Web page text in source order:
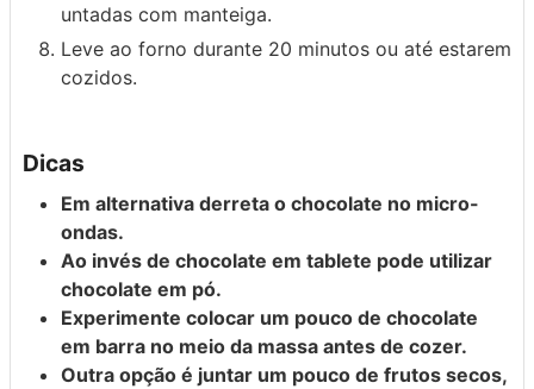
untadas com manteiga.
Leve ao forno durante 20 minutos ou até estarem
cozidos.
Dicas
Em alternativa derreta o chocolate no micro-
ondas.
Ao invés de chocolate em tablete pode utilizar
chocolate em pó.
Experimente colocar um pouco de chocolate
em barra no meio da massa antes de cozer.
Outra opção é juntar um pouco de frutos secos,